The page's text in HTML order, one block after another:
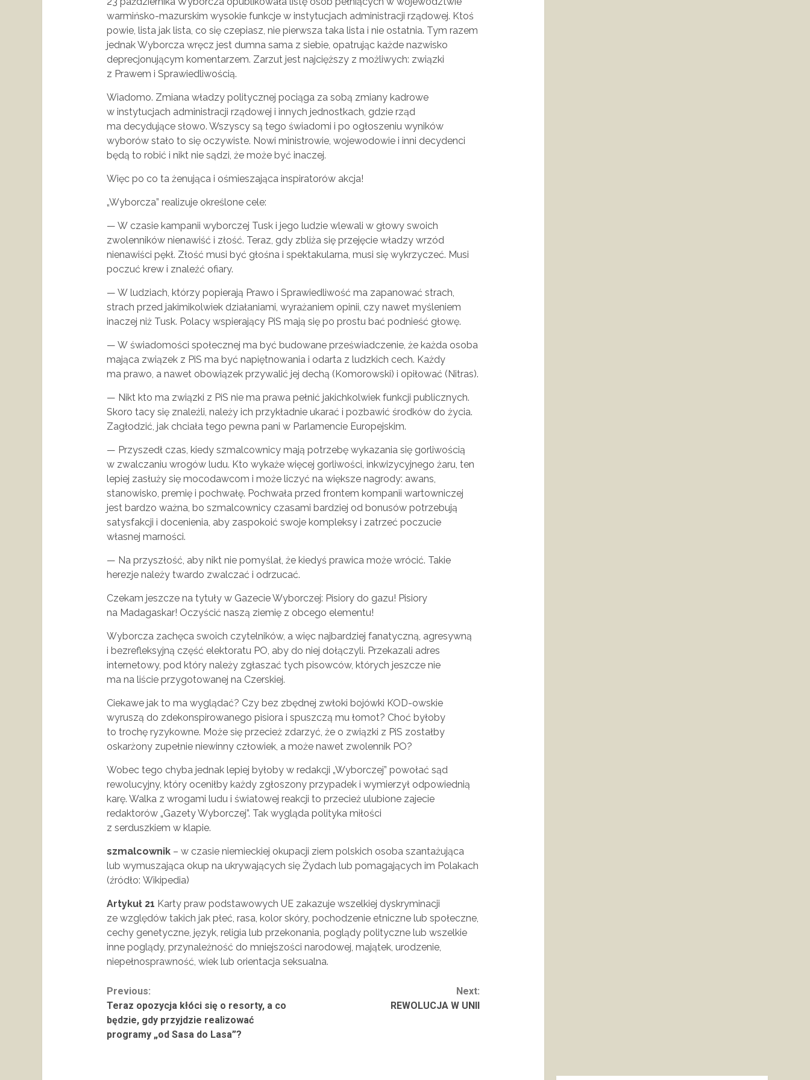
warmińsko-mazurskim wysokie funkcje w instytucjach administracji rządowej. Ktoś
powie, lista jak lista, co się czepiasz, nie pierwsza taka lista i nie ostatnia. Tym razem
jednak Wyborcza wręcz jest dumna sama z siebie, opatrując każde nazwisko
deprecjonującym komentarzem. Zarzut jest najcięższy z możliwych: związki
z Prawem i Sprawiedliwością.
Wiadomo. Zmiana władzy politycznej pociąga za sobą zmiany kadrowe
w instytucjach administracji rządowej i innych jednostkach, gdzie rząd
ma decydujące słowo. Wszyscy są tego świadomi i po ogłoszeniu wyników
wyborów stało to się oczywiste. Nowi ministrowie, wojewodowie i inni decydenci
będą to robić i nikt nie sądzi, że może być inaczej.
Więc po co ta żenująca i ośmieszająca inspiratorów akcja!
„Wyborcza” realizuje określone cele:
— W czasie kampanii wyborczej Tusk i jego ludzie wlewali w głowy swoich
zwolenników nienawiść i złość. Teraz, gdy zbliża się przejęcie władzy wrzód
nienawiści pękł. Złość musi być głośna i spektakularna, musi się wykrzyczeć. Musi
poczuć krew i znaleźć ofiary.
— W ludziach, którzy popierają Prawo i Sprawiedliwość ma zapanować strach,
strach przed jakimikolwiek działaniami, wyrażaniem opinii, czy nawet myśleniem
inaczej niż Tusk. Polacy wspierający PiS mają się po prostu bać podnieść głowę.
— W świadomości społecznej ma być budowane przeświadczenie, że każda osoba
mająca związek z PiS ma być napiętnowania i odarta z ludzkich cech. Każdy
ma prawo, a nawet obowiązek przywalić jej dechą (Komorowski) i opiłować (Nitras).
— Nikt kto ma związki z PiS nie ma prawa pełnić jakichkolwiek funkcji publicznych.
Skoro tacy się znaleźli, należy ich przykładnie ukarać i pozbawić środków do życia.
Zagłodzić, jak chciała tego pewna pani w Parlamencie Europejskim.
— Przyszedł czas, kiedy szmalcownicy mają potrzebę wykazania się gorliwością
w zwalczaniu wrogów ludu. Kto wykaże więcej gorliwości, inkwizycyjnego żaru, ten
lepiej zasłuży się mocodawcom i może liczyć na większe nagrody: awans,
stanowisko, premię i pochwałę. Pochwała przed frontem kompanii wartowniczej
jest bardzo ważna, bo szmalcownicy czasami bardziej od bonusów potrzebują
satysfakcji i docenienia, aby zaspokoić swoje kompleksy i zatrzeć poczucie
własnej marności.
— Na przyszłość, aby nikt nie pomyślał, że kiedyś prawica może wrócić. Takie
herezje należy twardo zwalczać i odrzucać.
Czekam jeszcze na tytuły w Gazecie Wyborczej: Pisiory do gazu! Pisiory
na Madagaskar! Oczyścić naszą ziemię z obcego elementu!
Wyborcza zachęca swoich czytelników, a więc najbardziej fanatyczną, agresywną
i bezrefleksyjną część elektoratu PO, aby do niej dołączyli. Przekazali adres
internetowy, pod który należy zgłaszać tych pisowców, których jeszcze nie
ma na liście przygotowanej na Czerskiej.
Ciekawe jak to ma wyglądać? Czy bez zbędnej zwłoki bojówki KOD-owskie
wyruszą do zdekonspirowanego pisiora i spuszczą mu łomot? Choć byłoby
to trochę ryzykowne. Może się przecież zdarzyć, że o związki z PiS zostałby
oskarżony zupełnie niewinny człowiek, a może nawet zwolennik PO?
Wobec tego chyba jednak lepiej byłoby w redakcji „Wyborczej” powołać sąd
rewolucyjny, który oceniłby każdy zgłoszony przypadek i wymierzył odpowiednią
karę. Walka z wrogami ludu i światowej reakcji to przecież ulubione zajecie
redaktorów „Gazety Wyborczej”. Tak wygląda polityka miłości
z serduszkiem w klapie.
szmalcownik– w czasie niemieckiej okupacji ziem polskich osoba szantażująca
lub wymuszająca okup na ukrywających się Żydach lub pomagających im Polakach
(źródło: Wikipedia)
Artykuł 21 Karty praw podstawowych UE zakazuje wszelkiej dyskryminacji
ze względów takich jak płeć, rasa, kolor skóry, pochodzenie etniczne lub społeczne,
cechy genetyczne, język, religia lub przekonania, poglądy polityczne lub wszelkie
inne poglądy, przynależność do mniejszości narodowej, majątek, urodzenie,
niepełnosprawność, wiek lub orientacja seksualna.
Continue
Reading
Previous:
Teraz opozycja kłóci się o resorty, a co
będzie, gdy przyjdzie realizować
programy „od Sasa do Lasa”?
Next:
REWOLUCJA W UNII